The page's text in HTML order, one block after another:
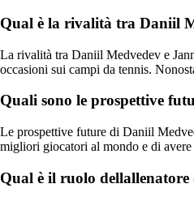
Qual è la rivalità tra Daniil
La rivalità tra Daniil Medvedev e
occasioni sui campi da tennis.
Quali sono le prospettive
Le prospettive future di Daniil
migliori giocatori al mondo e di
Qual è il ruolo dellallenatore